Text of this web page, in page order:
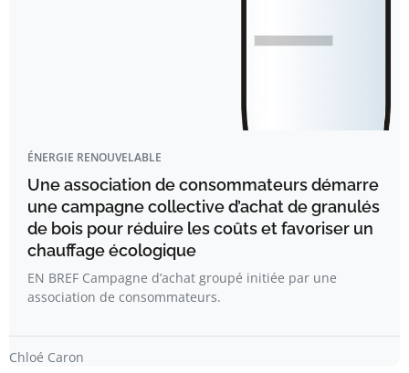
ÉNERGIE RENOUVELABLE
Une association de consommateurs démarre
une campagne collective d’achat de granulés
de bois pour réduire les coûts et favoriser un
chauffage écologique
EN BREF Campagne d’achat groupé initiée par une
association de consommateurs.
Chloé Caron